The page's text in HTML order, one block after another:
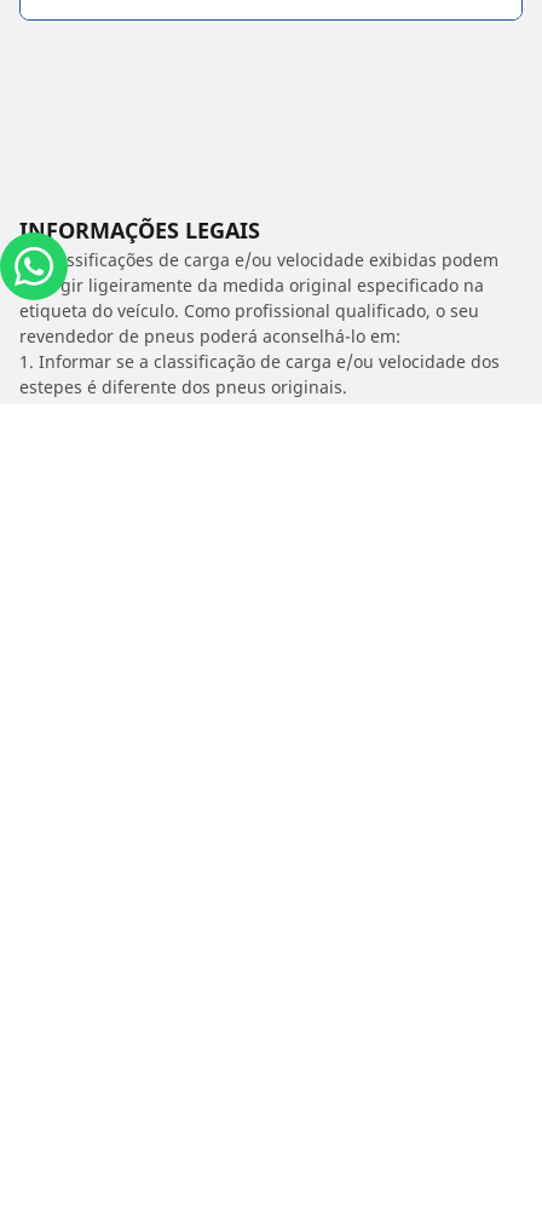
INFORMAÇÕES LEGAIS
As classificações de carga e/ou velocidade exibidas podem
divergir ligeiramente da medida original especificado na
etiqueta do veículo. Como profissional qualificado, o seu
revendedor de pneus poderá aconselhá-lo em:
1. Informar se a classificação de carga e/ou velocidade dos
estepes é diferente dos pneus originais.